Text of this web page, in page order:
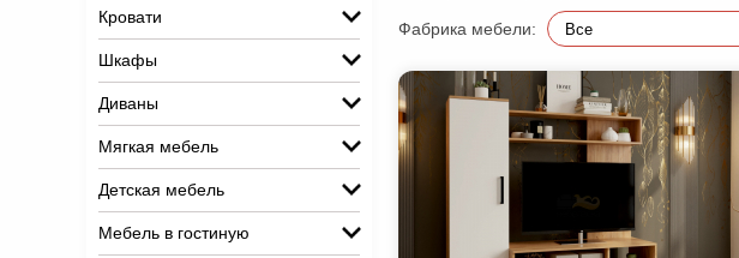
Кровати
Шкафы
Диваны
Мягкая мебель
Детская мебель
Мебель в гостиную
Фабрика мебели: